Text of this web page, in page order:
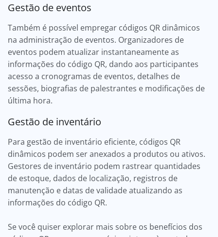
Gestão de eventos
Também é possível empregar códigos QR dinâmicos
na administração de eventos. Organizadores de
eventos podem atualizar instantaneamente as
informações do código QR, dando aos participantes
acesso a cronogramas de eventos, detalhes de
sessões, biografias de palestrantes e modificações de
última hora.
Gestão de inventário
Para gestão de inventário eficiente, códigos QR
dinâmicos podem ser anexados a produtos ou ativos.
Gestores de inventário podem rastrear quantidades
de estoque, dados de localização, registros de
manutenção e datas de validade atualizando as
informações do código QR.
Se você quiser explorar mais sobre os benefícios dos